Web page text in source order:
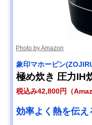
アイリ
(IRIS
MD30
Amazonで見る
パナソ
AX1
Photo by Amazon
象印マホービン
極め炊き 圧力IH
税込み42,800円（
効率よく熱を伝